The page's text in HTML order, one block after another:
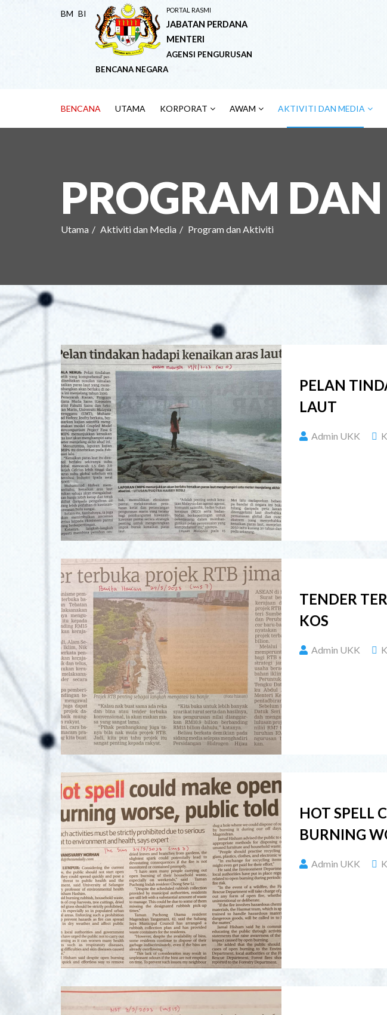
BM BI PORTAL RASMI
JABATAN PERDANA
MENTERI
AGENSI PENGURUSAN
BENCANA NEGARA
BENCANA UTAMA KORPORAT AWAM AKTIVITI DAN MEDIA
PROGRAM
Utama Aktiviti dan Media Program dan Aktiviti
PELAN
LAUT
Admin UKK
TENDER
KOS
Admin UKK
HOT SPELL
BURNING
Admin UKK